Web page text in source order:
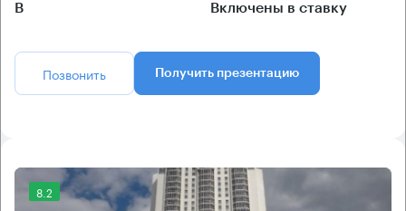
B Включены в ставку
Позвонить Получить презентацию
8.2